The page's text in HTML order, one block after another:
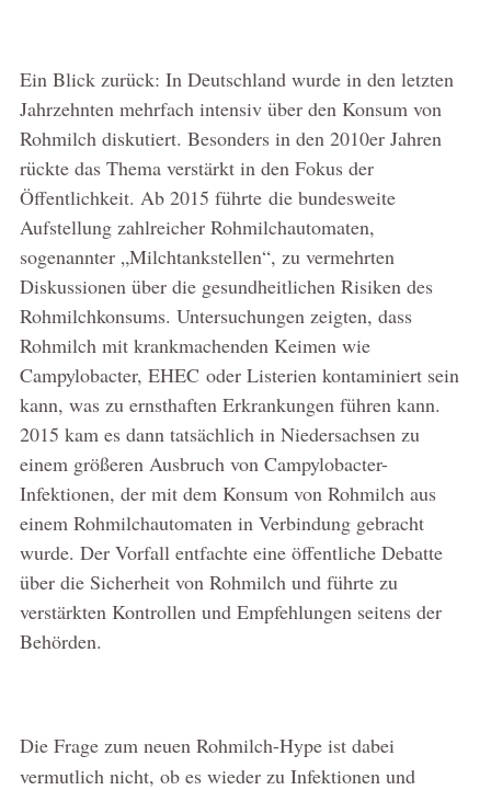
Ein Blick zurück: In Deutschland wurde in den letzten
Jahrzehnten mehrfach intensiv über den Konsum von
Rohmilch diskutiert. Besonders in den 2010er Jahren
rückte das Thema verstärkt in den Fokus der
Öffentlichkeit. Ab 2015 führte die bundesweite
Aufstellung zahlreicher Rohmilchautomaten,
sogenannter „Milchtankstellen“, zu vermehrten
Diskussionen über die gesundheitlichen Risiken des
Rohmilchkonsums. Untersuchungen zeigten, dass
Rohmilch mit krankmachenden Keimen wie
Campylobacter, EHEC oder Listerien kontaminiert sein
kann, was zu ernsthaften Erkrankungen führen kann.
2015 kam es dann tatsächlich in Niedersachsen zu
einem größeren Ausbruch von Campylobacter-
Infektionen, der mit dem Konsum von Rohmilch aus
einem Rohmilchautomaten in Verbindung gebracht
wurde. Der Vorfall entfachte eine öffentliche Debatte
über die Sicherheit von Rohmilch und führte zu
verstärkten Kontrollen und Empfehlungen seitens der
Behörden.
Die Frage zum neuen Rohmilch-Hype ist dabei
vermutlich nicht, ob es wieder zu Infektionen und